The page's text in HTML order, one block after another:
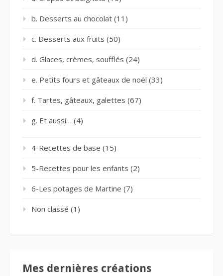
b. Desserts au chocolat (11)
c. Desserts aux fruits (50)
d. Glaces, crèmes, soufflés (24)
e. Petits fours et gâteaux de noël (33)
f. Tartes, gâteaux, galettes (67)
g. Et aussi… (4)
4-Recettes de base (15)
5-Recettes pour les enfants (2)
6-Les potages de Martine (7)
Non classé (1)
Mes dernières créations